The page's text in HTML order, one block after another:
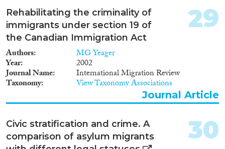
opvanglocaties voor andere
bewoners, de
werkomstandigheden van
COA-medewerkers, de
leefbaarheid voor inwoners van
gemeenten waar opvanglocaties
gevestigd zijn en uiteindelijk
ook het draagvlak voor
asielopvang in Nederland. Voor
het ontwikkelen van beleid dat
erop is gericht om overlast terug
te dringen, is gedegen
informatie over de aard en
schaal van het probleem
Rehabilitating the criminality of
immigrants under section 19 of
the Canadian Immigration Act
Authors MG Yeager
Year 2002
Journal Name International Migration Review
Taxonomy View Taxonomy Associations
29
Journal Article
Civic stratification and crime. A
comparison of asylum migrants
30